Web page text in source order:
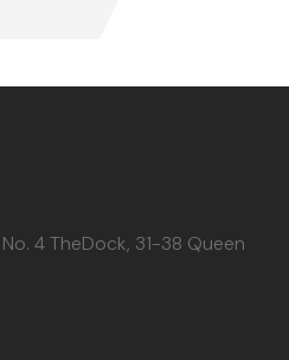
4 TheDock, 31-38 Queen